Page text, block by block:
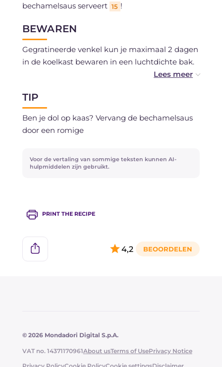
bechamelsaus serveert 15 !
BEWAREN
Gegratineerde venkel kun je maximaal 2 dagen
in de koelkast bewaren in een luchtdichte bak.
hebt gebruikt.
TIP
Ben je dol op kaas? Vervang de bechamelsaus
door een romige
Voor de vertaling van sommige teksten kunnen AI-
hulpmiddelen zijn gebruikt.
PRINT THE RECIPE
4,2
© 2026 Mondadori Digital S.p.A.
VAT no. 14371170961About usTerms of UsePrivacy Notice